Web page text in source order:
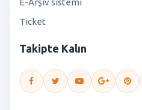
E-Arşiv sistemi
Ticket
Takipte Kalın